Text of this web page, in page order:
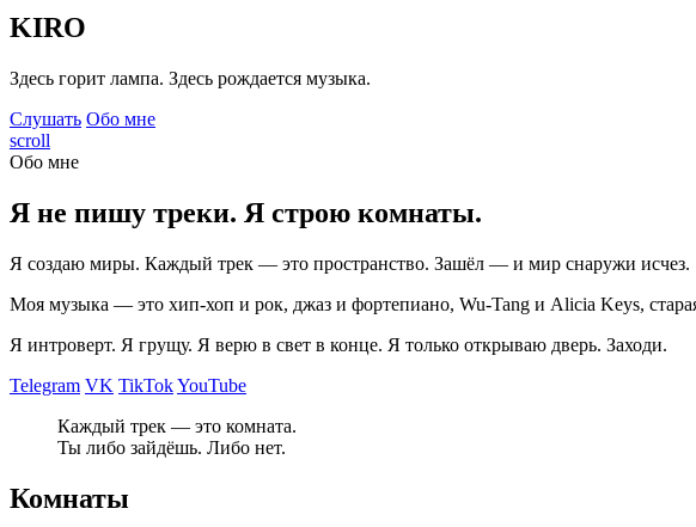
KIRO
Здесь горит лампа. Здесь рождается музыка.
Слушать Обо мне
scroll
Обо мне
Я не пишу треки. Я строю комнаты.
Я создаю миры. Каждый трек — это пространство. Зашёл — и мир снаружи исчез.
Моя музыка — это хип-хоп и рок, джаз и фортепиано, Wu-Tang и Alicia Keys,
Я интроверт. Я грущу. Я верю в свет в конце. Я только открываю дверь. Заходи.
Telegram VK TikTokYouTube
Каждый трек — это комната.
Ты либо зайдёшь. Либо нет.
Комнаты